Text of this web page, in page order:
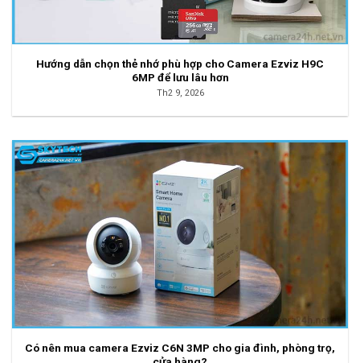
Hướng dẫn chọn thẻ nhớ phù hợp cho Camera Ezviz H9C
6MP để lưu lâu hơn
Th2 9, 2026
Có nên mua camera Ezviz C6N 3MP cho gia đình, phòng trọ,